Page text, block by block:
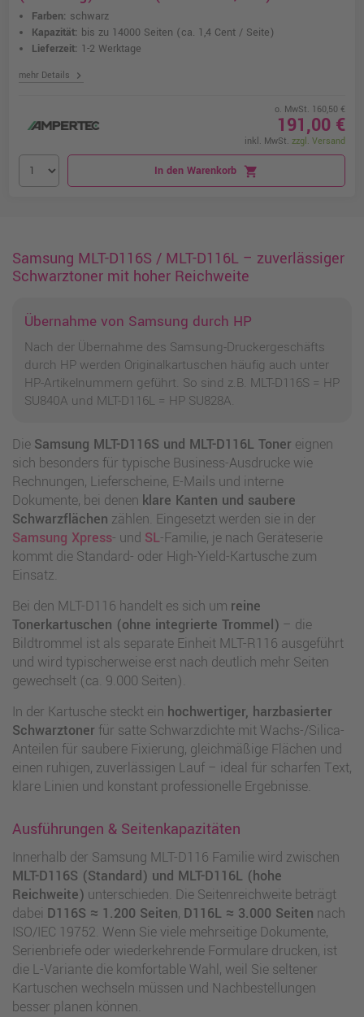
Farben: schwarz
Kapazität: bis zu 14000 Seiten (ca. 1,4 Cent / Seite)
Lieferzeit: 1-2 Werktage
mehr Details chevron_right
o. MwSt. 160,50 €
191,00 €
inkl. MwSt. zzgl. Versand
In den Warenkorb shopping_cart
Samsung MLT-D116S / MLT-D116L – zuverlässiger
Schwarztoner mit hoher Reichweite
Übernahme von Samsung durch HP
Nach der Übernahme des Samsung-Druckergeschäfts
durch HP werden Originalkartuschen häufig auch unter
HP-Artikelnummern geführt. So sind z.B. MLT-D116S = HP
SU840A und MLT-D116L = HP SU828A.
Die Samsung MLT-D116S und MLT-D116L Toner eignen
sich besonders für typische Business-Ausdrucke wie
Rechnungen, Lieferscheine, E-Mails und interne
Dokumente, bei denen klare Kanten und saubere
Schwarzflächen zählen. Eingesetzt werden sie in der
Samsung Xpress- und SL-Familie, je nach Geräteserie
kommt die Standard- oder High-Yield-Kartusche zum
Einsatz.
Bei den MLT-D116 handelt es sich um reine
Tonerkartuschen (ohne integrierte Trommel) – die
Bildtrommel ist als separate Einheit MLT-R116 ausgeführt
und wird typischerweise erst nach deutlich mehr Seiten
gewechselt (ca. 9.000 Seiten).
In der Kartusche steckt ein hochwertiger, harzbasierter
Schwarztoner für satte Schwarzdichte mit Wachs-/Silica-
Anteilen für saubere Fixierung, gleichmäßige Flächen und
einen ruhigen, zuverlässigen Lauf – ideal für scharfen Text,
klare Linien und konstant professionelle Ergebnisse.
Ausführungen & Seitenkapazitäten
Innerhalb der Samsung MLT-D116 Familie wird zwischen
MLT-D116S (Standard) und MLT-D116L (hohe
Reichweite) unterschieden. Die Seitenreichweite beträgt
dabei D116S ≈ 1.200 Seiten, D116L ≈ 3.000 Seiten nach
ISO/IEC 19752. Wenn Sie viele mehrseitige Dokumente,
Serienbriefe oder wiederkehrende Formulare drucken, ist
die L-Variante die komfortable Wahl, weil Sie seltener
Kartuschen wechseln müssen und Nachbestellungen
besser planen können.